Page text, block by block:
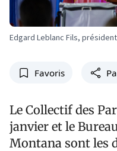
Edgard Leblanc Fils, président
Favoris
Le Collectif des
janvier et le
Montana sont les